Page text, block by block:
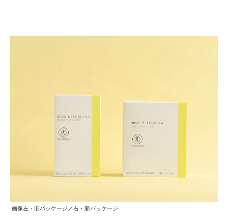
画像左・旧パッケージ／右・新パッケージ